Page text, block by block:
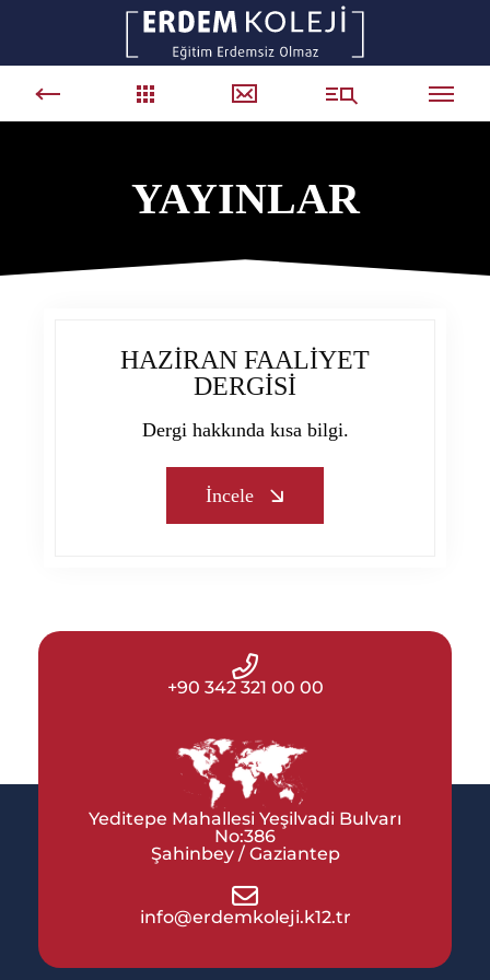
YAYINLAR
HAZİRAN FAALİYET
DERGİSİ
Dergi hakkında kısa bilgi.
İncele
+90 342 321 00 00
Yeditepe Mahallesi Yeşilvadi Bulvarı
No:386
Şahinbey / Gaziantep
info@erdemkoleji.k12.tr